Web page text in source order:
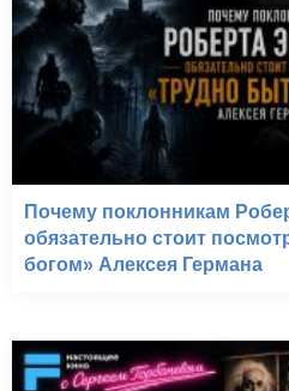
Почему поклонникам
обязательно стоит
богом» Алексея Германа